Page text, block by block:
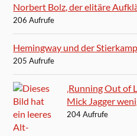
Norbert Bolz, der elitäre
206 Aufrufe
Hemingway und der
205 Aufrufe
‚Running Out of
Mick Jagger
204 Aufrufe